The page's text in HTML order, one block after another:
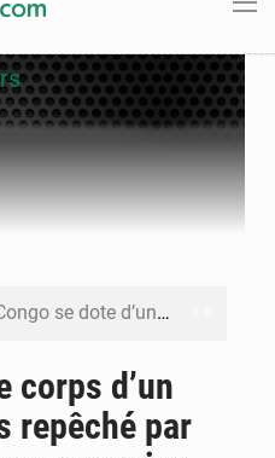
Le Congo se dote d’un programme national pour valoriser les produits forestiers non ligneux
Cémac : la Commission présente à Denis Sassou N’Guesso sa feuille de route
corps d’un
repêché par